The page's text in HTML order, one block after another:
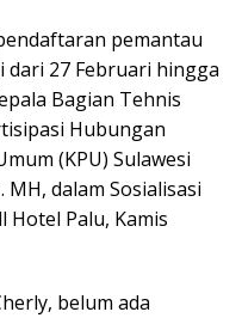
pemantau
dari 27 Februari hingga
Bagian Tehnis
Hubungan
(KPU) Sulawesi
dalam Sosialisasi
Hotel Palu, Kamis
belum ada